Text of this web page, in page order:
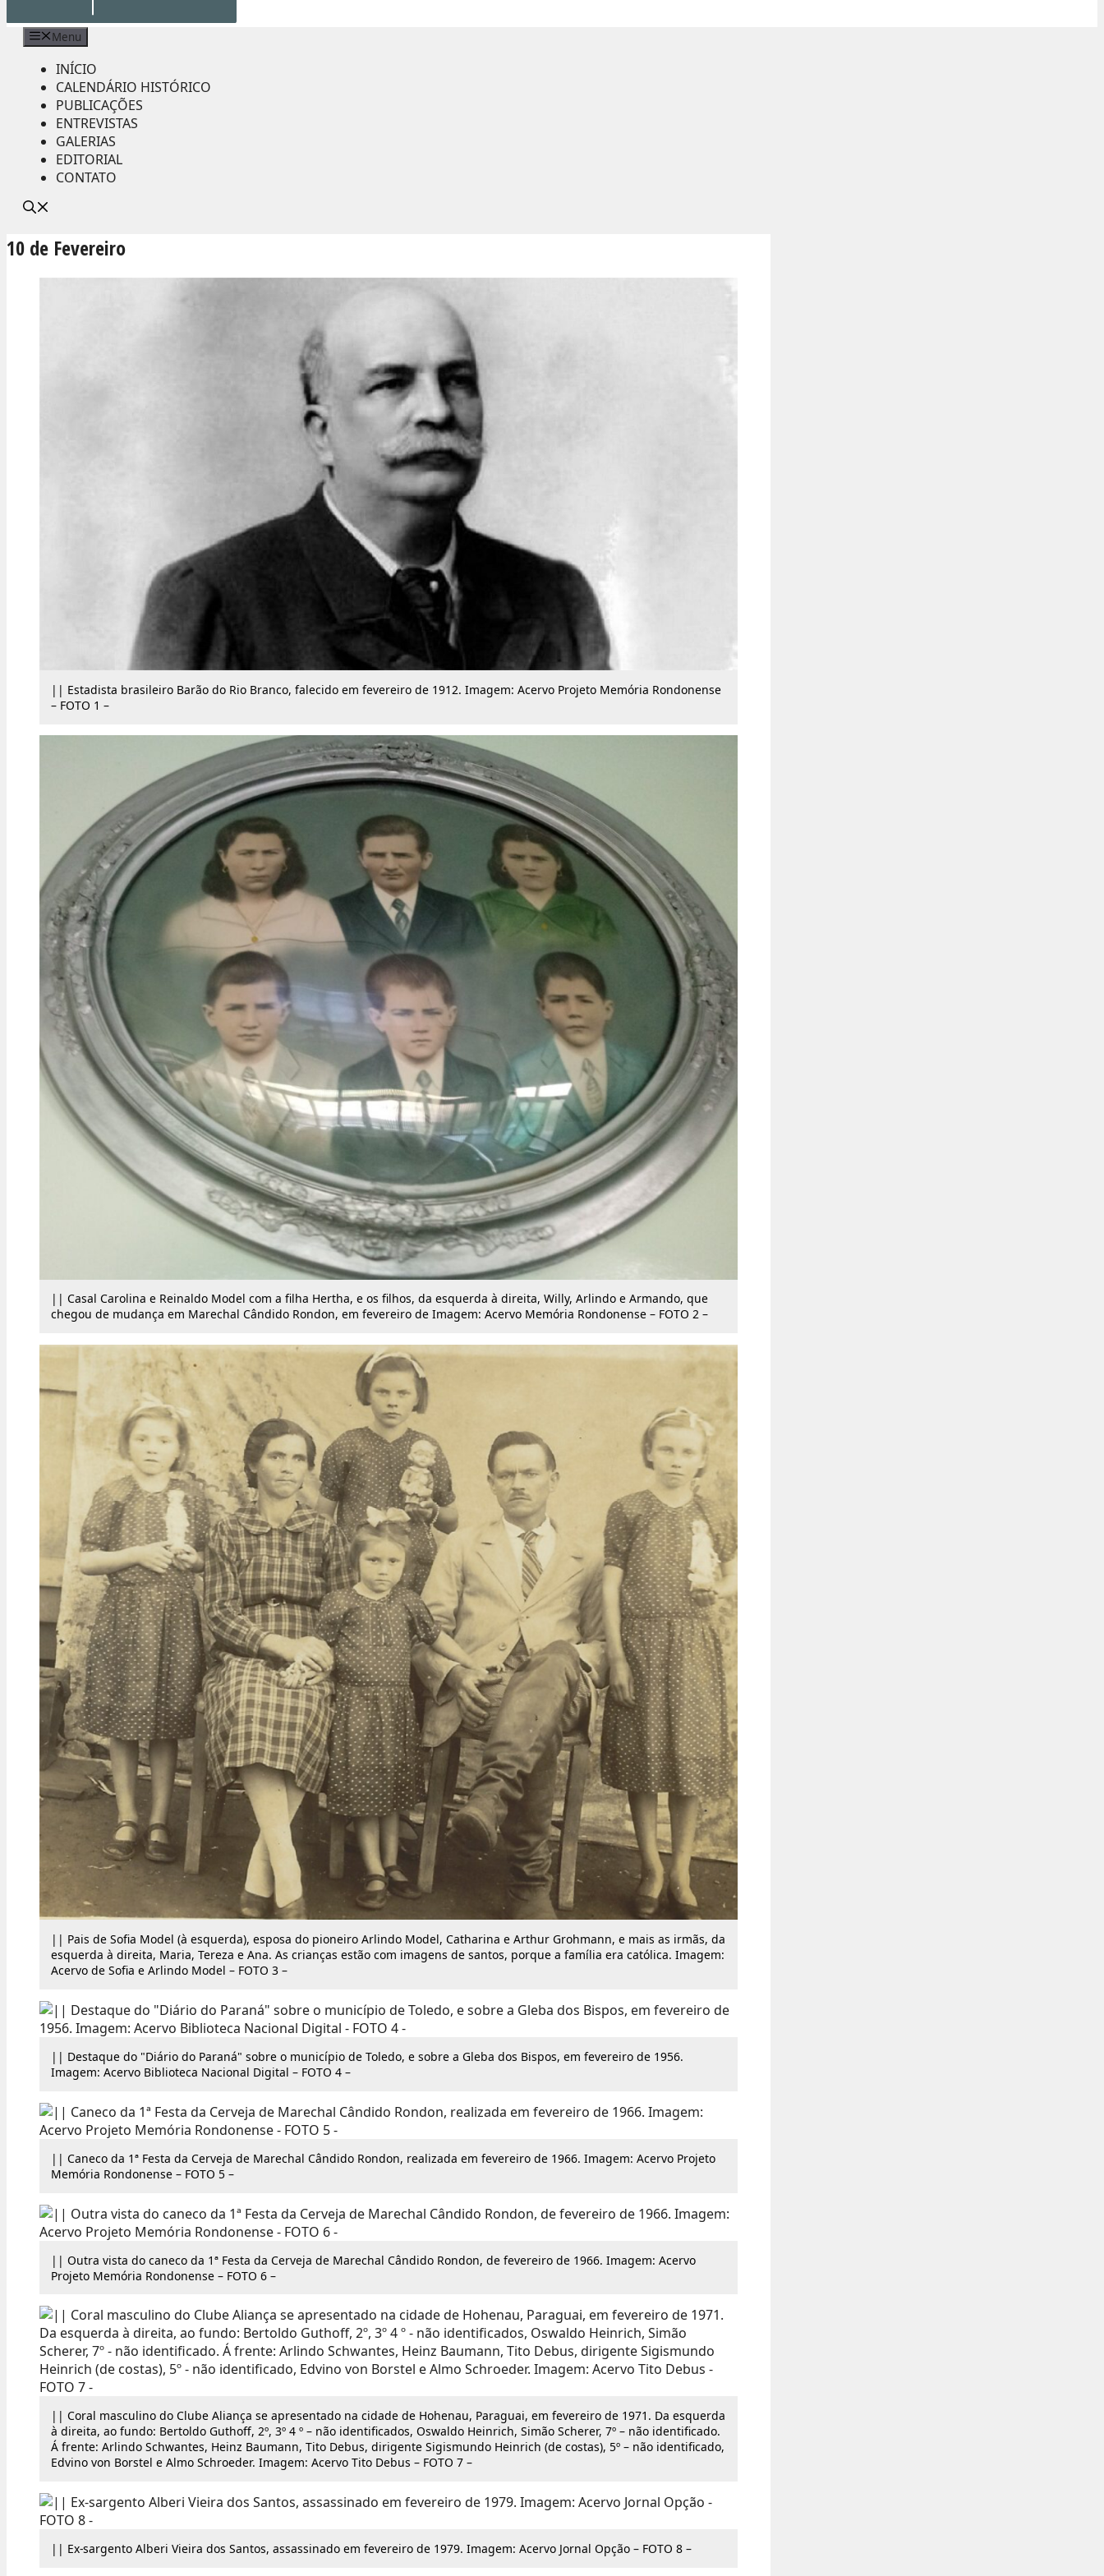
Menu
INÍCIO
CALENDÁRIO HISTÓRICO
PUBLICAÇÕES
ENTREVISTAS
GALERIAS
EDITORIAL
CONTATO
10 de Fevereiro
|| Estadista brasileiro Barão do Rio Branco, falecido em fevereiro de 1912. Imagem: Acervo Projeto Memória Rondonense
– FOTO 1 –
|| Casal Carolina e Reinaldo Model com a filha Hertha, e os filhos, da esquerda à direita, Willy, Arlindo e Armando, que
chegou de mudança em Marechal Cândido Rondon, em fevereiro de Imagem: Acervo Memória Rondonense – FOTO 2 –
|| Pais de Sofia Model (à esquerda), esposa do pioneiro Arlindo Model, Catharina e Arthur Grohmann, e mais as irmãs, da
esquerda à direita, Maria, Tereza e Ana. As crianças estão com imagens de santos, porque a família era católica. Imagem:
Acervo de Sofia e Arlindo Model – FOTO 3 –
|| Destaque do "Diário do Paraná" sobre o município de Toledo, e sobre a Gleba dos Bispos, em fevereiro de 1956.
Imagem: Acervo Biblioteca Nacional Digital – FOTO 4 –
|| Caneco da 1ª Festa da Cerveja de Marechal Cândido Rondon, realizada em fevereiro de 1966. Imagem: Acervo Projeto
Memória Rondonense – FOTO 5 –
|| Outra vista do caneco da 1ª Festa da Cerveja de Marechal Cândido Rondon, de fevereiro de 1966. Imagem: Acervo
Projeto Memória Rondonense – FOTO 6 –
|| Coral masculino do Clube Aliança se apresentado na cidade de Hohenau, Paraguai, em fevereiro de 1971. Da esquerda
à direita, ao fundo: Bertoldo Guthoff, 2º, 3º 4 º – não identificados, Oswaldo Heinrich, Simão Scherer, 7º – não identificado.
Á frente: Arlindo Schwantes, Heinz Baumann, Tito Debus, dirigente Sigismundo Heinrich (de costas), 5º – não identificado,
Edvino von Borstel e Almo Schroeder. Imagem: Acervo Tito Debus – FOTO 7 –
|| Ex-sargento Alberi Vieira dos Santos, assassinado em fevereiro de 1979. Imagem: Acervo Jornal Opção – FOTO 8 –